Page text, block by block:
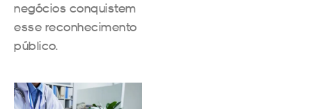
negócios conquistem
esse reconhecimento
público.